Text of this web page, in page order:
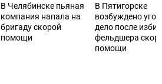
В Челябинске пьяная
компания напала на
бригаду скорой
помощи
В Пятигорске
возбуждено
дело после
фельдшера
помощи